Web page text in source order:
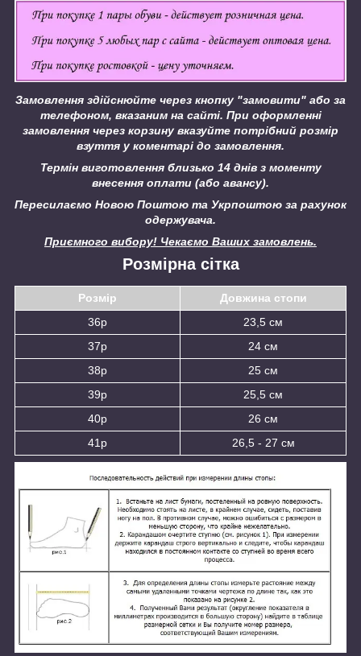
Замовлення здійснюйте через кнопку "замовити" або за
телефоном, вказаним на сайті. При оформленні
замовлення через корзину вказуйте потрібний розмір
взуття у коментарі до замовлення.
Термін виготовлення близько 14 днів з моменту
внесення оплати (або авансу).
Пересилаємо Новою Поштою та Укрпоштою за рахунок
одержувача.
Приємного вибору! Чекаємо Ваших замовлень.
Розмірна сітка
Розмір
Довжина стопи
36р
23,5 см
37р
24 см
38р
25 см
39р
25,5 см
40р
26 см
41р
26,5 - 27 см